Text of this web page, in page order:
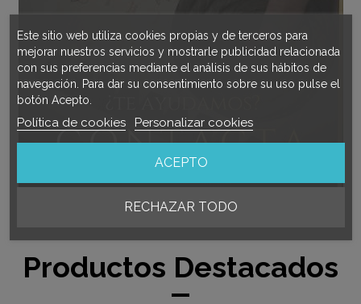
Productos Destacados
Este sitio web utiliza cookies propias y de terceros para
mejorar nuestros servicios y mostrarle publicidad relacionada
con sus preferencias mediante el análisis de sus hábitos de
navegación. Para dar su consentimiento sobre su uso pulse el
botón Acepto.
Política de cookies Personalizar cookies
RECHAZAR TODO
ACEPTO